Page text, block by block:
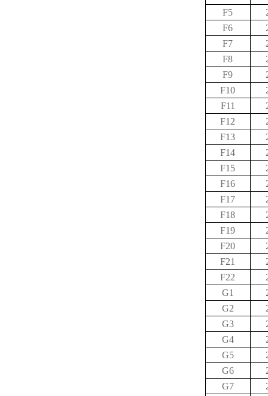
F5
F6
F7
F8
F9
F10
F11
F12
F13
F14
F15
F16
F17
F18
F19
F20
F21
F22
G1
G2
G3
G4
G5
G6
G7